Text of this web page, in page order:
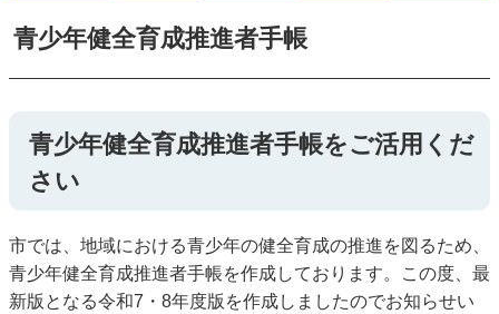
青少年健全育成推進者手帳
青少年健全育成推進者手帳をご活用くだ
さい
市では、地域における青少年の健全育成の推進を図るため、
青少年健全育成推進者手帳を作成しております。この度、最
新版となる令和7・8年度版を作成しましたのでお知らせい